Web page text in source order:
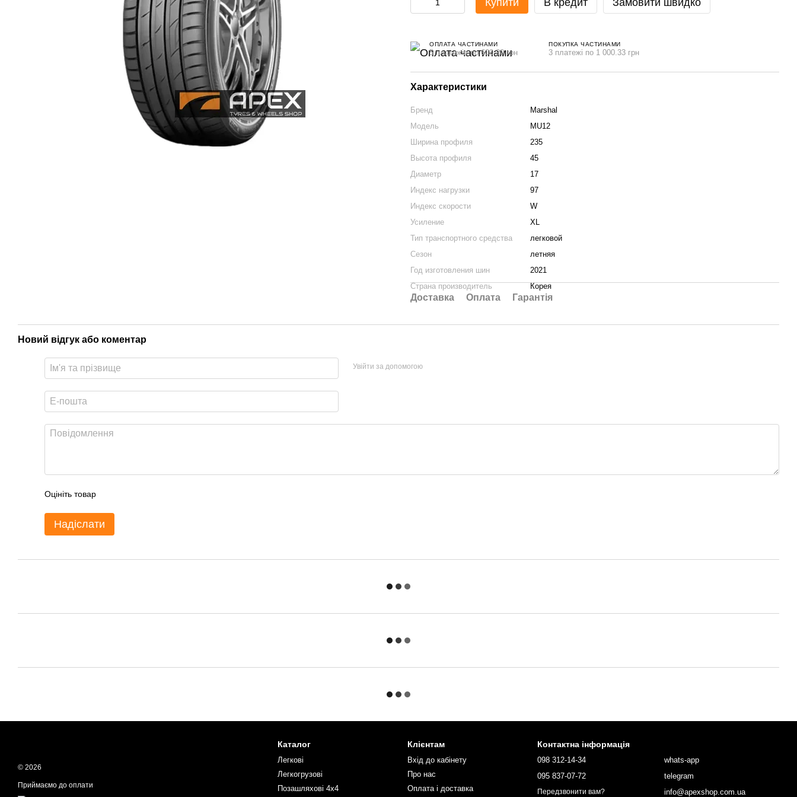
Купити В кредит Замовити швидко
ОПЛАТА ЧАСТИНАМИ
5 платежів по 600.20 грн
ПОКУПКА ЧАСТИНАМИ
3 платежі по 1 000.33 грн
Характеристики
Бренд
Marshal
Модель
MU12
Ширина профиля
235
Высота профиля
45
Диаметр
17
Индекс нагрузки
97
Индекс скорости
W
Усиление
XL
Тип транспортного средства
легковой
Сезон
летняя
Год изготовления шин
2021
Страна производитель
Корея
Доставка Оплата Гарантія
Новий відгук або коментар
Увійти за допомогою
Оцініть товар
Надіслати
© 2026
Приймаємо до оплати
Каталог
Легкові
Легкогрузові
Позашляхові 4х4
Клієнтам
Вхід до кабінету
Про нас
Оплата і доставка
Контактна інформація
098 312-14-34
095 837-07-72
Передзвонити вам?
whats-app
telegram
info@apexshop.com.ua